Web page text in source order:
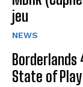
jeu
NEWS
Borderlands
State of Play